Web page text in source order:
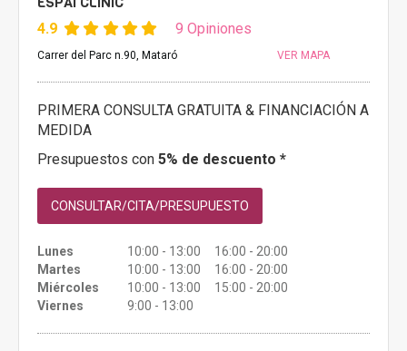
4.9 9 Opiniones
Carrer del Parc n.90, Mataró VER MAPA
PRIMERA CONSULTA GRATUITA & FINANCIACIÓN A
MEDIDA
Presupuestos con 5% de descuento *
CONSULTAR/CITA/PRESUPUESTO
Lunes
10:00 - 13:00 16:00 - 20:00
Martes
10:00 - 13:00 16:00 - 20:00
Miércoles
10:00 - 13:00 15:00 - 20:00
Viernes
9:00 - 13:00